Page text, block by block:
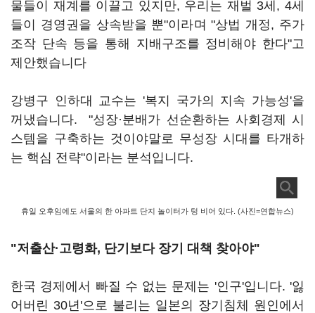
물들이 재계를 이끌고 있지만, 우리는 재벌 3세, 4세
들이 경영권을 상속받을 뿐"이라며 "상법 개정, 주가
조작 단속 등을 통해 지배구조를 정비해야 한다"고
제안했습니다
강병구 인하대 교수는 '복지 국가의 지속 가능성'을
꺼냈습니다. "성장·분배가 선순환하는 사회경제 시
스템을 구축하는 것이야말로 무성장 시대를 타개하
는 핵심 전략"이라는 분석입니다.
휴일 오후임에도 서울의 한 아파트 단지 놀이터가 텅 비어 있다. (사진=연합뉴스)
"저출산·고령화, 단기보다 장기 대책 찾아야"
한국 경제에서 빠질 수 없는 문제는 '인구'입니다. '잃
어버린 30년'으로 불리는 일본의 장기침체 원인에서